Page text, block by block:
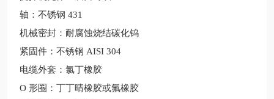
轴：不锈钢 431
机械密封：耐腐蚀烧结碳化钨
紧固件：不锈钢 AISI 304
电缆外套：氯丁橡胶
O 形圈：丁丁晴橡胶或氟橡胶